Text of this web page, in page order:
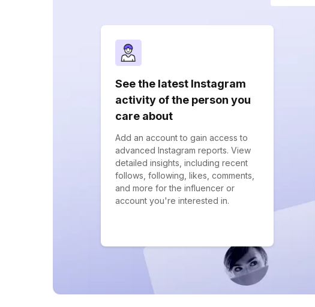
See the latest Instagram
activity of the person you
care about
Add an account to gain access to
advanced Instagram reports. View
detailed insights, including recent
follows, following, likes, comments,
and more for the influencer or
account you're interested in.